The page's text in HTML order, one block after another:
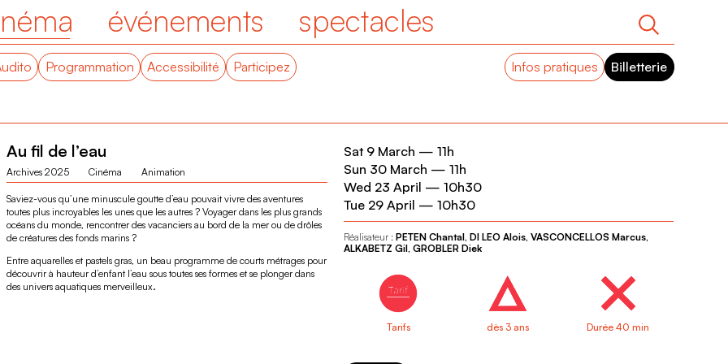
événements spectacles
Programmation Accessibilité Participez Infos pratiques Billetterie
Au fil de l’eau
Archives 2025 Cinéma Animation
Saviez-vous qu’une minuscule goutte d’eau pouvait vivre des aventures
toutes plus incroyables les unes que les autres ? Voyager dans les plus grands
océans du monde, rencontrer des vacanciers au bord de la mer ou de drôles
de créatures des fonds marins ?
Entre aquarelles et pastels gras, un beau programme de courts métrages pour
découvrir à hauteur d’enfant l’eau sous toutes ses formes et se plonger dans
des univers aquatiques merveilleux.
Sat 9 March — 11h
Sun 30 March — 11h
Wed 23 April — 10h30
Tue 29 April — 10h30
Réalisateur : PETEN Chantal, DI LEO Alois, VASCONCELLOS Marcus,
ALKABETZ Gil, GROBLER Diek
Tarifs dès 3 ans Durée 40 min